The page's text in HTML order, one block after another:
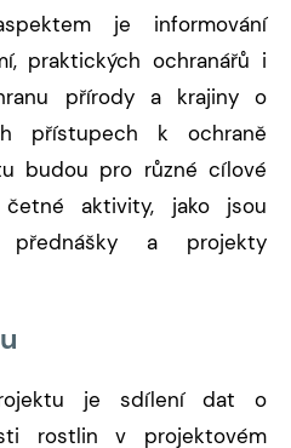
je informování
praktických ochranářů i
přírody a krajiny o
přístupech k ochraně
budou pro různé cílové
četné aktivity, jako jsou
přednášky a projekty
je sdílení dat o
rostlin v projektovém